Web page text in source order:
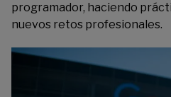
programador, haciendo
nuevos retos profesionales.